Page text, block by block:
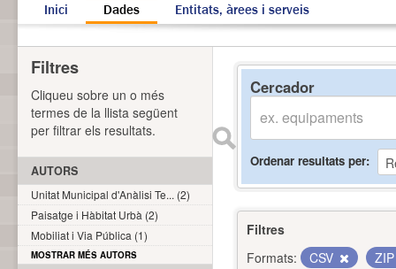
Inici Dades Entitats, àrees i serveis
Cercador
Ordenar resultats per
Filtres
Formats:
CSV
Filtres
Cliqueu sobre un o més
termes de la llista següent
per filtrar els resultats.
AUTORS
Unitat Municipal d'Anàlisi Te... (2)
Paisatge i Hàbitat Urbà (2)
Mobiliat i Via Pública (1)
MOSTRAR MÉS AUTORS